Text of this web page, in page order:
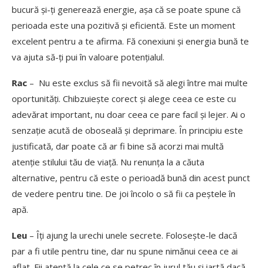
bucură și-ți generează energie, așa că se poate spune că
perioada este una pozitivă și eficientă. Este un moment
excelent pentru a te afirma. Fă conexiuni și energia bună te
va ajuta să-ți pui în valoare potențialul.
Rac – Nu este exclus să fii nevoită să alegi între mai multe
oportunități. Chibzuiește corect și alege ceea ce este cu
adevărat important, nu doar ceea ce pare facil și lejer. Ai o
senzație acută de oboseală și deprimare. În principiu este
justificată, dar poate că ar fi bine să acorzi mai multă
atenție stilului tău de viață. Nu renunța la a căuta
alternative, pentru că este o perioadă bună din acest punct
de vedere pentru tine. De joi încolo o să fii ca peștele în
apă.
Leu – Îți ajung la urechi unele secrete. Folosește-le dacă
par a fi utile pentru tine, dar nu spune nimănui ceea ce ai